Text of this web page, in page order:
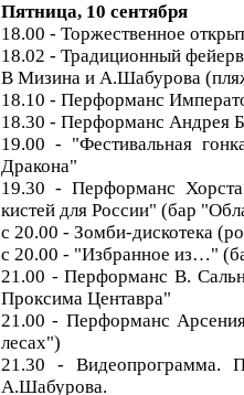
Пятница, 10 сентября
18.00 - Торжественное
18.02 - Традиционный
В Мизина и А.Шабурова
18.10 - Перформанс
18.30 - Перформанс Андрея
19.00 - "Фестивальная
Дракона"
19.30 - Перформанс Хорста
кистей для России" (бар
с 20.00 - Зомби-дискотека
с 20.00 - "Избранное из…"
21.00 - Перформанс В.
Проксима Центавра"
21.00 - Перформанс
лесах")
21.30 - Видеопрограмма.
А.Шабурова.